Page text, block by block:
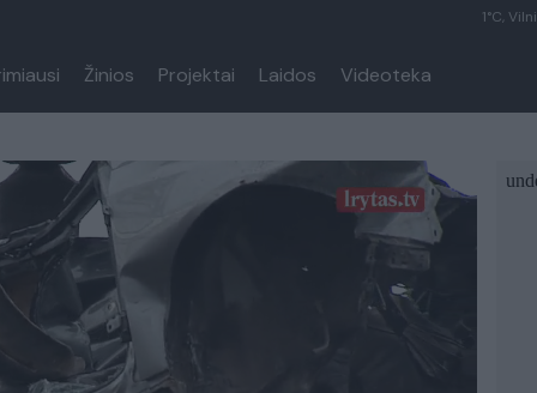
1°C,
Žinios Projektai Laidos Videoteka